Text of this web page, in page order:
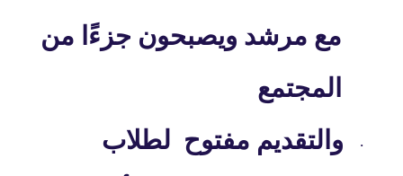
مع مرشد ويصبحون جزءًا من
المجتمع
· والتقديم مفتوح لطلاب